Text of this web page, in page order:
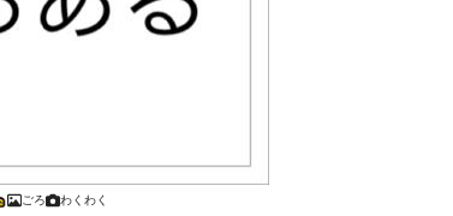
ごろ わくわく